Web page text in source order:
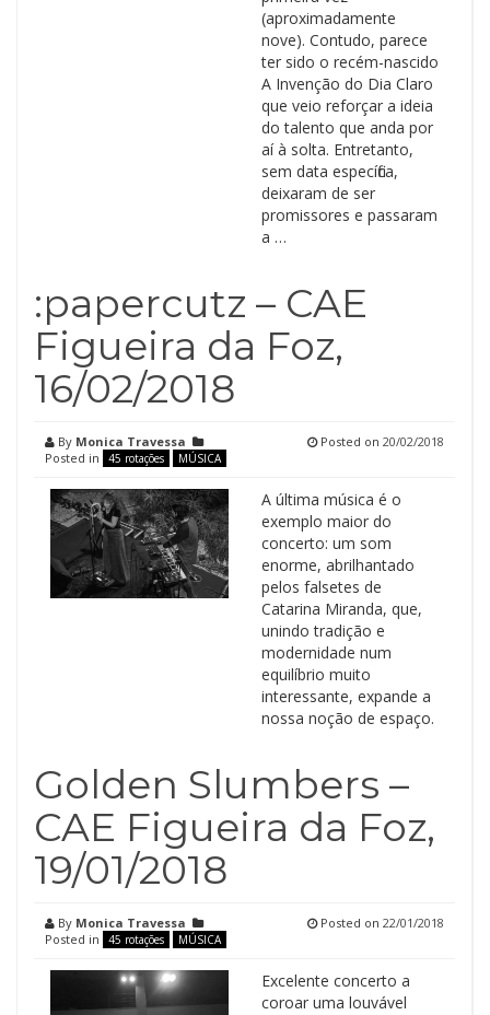
(aproximadamente
nove). Contudo, parece
ter sido o recém-nascido
A Invenção do Dia Claro
que veio reforçar a ideia
do talento que anda por
aí à solta. Entretanto,
sem data específica,
deixaram de ser
promissores e passaram
a …
:papercutz – CAE
Figueira da Foz,
16/02/2018
By Monica Travessa
Posted in
45 rotações MÚSICA
Posted on 20/02/2018
A última música é o
exemplo maior do
concerto: um som
enorme, abrilhantado
pelos falsetes de
Catarina Miranda, que,
unindo tradição e
modernidade num
equilíbrio muito
interessante, expande a
nossa noção de espaço.
Golden Slumbers –
CAE Figueira da Foz,
19/01/2018
By Monica Travessa
Posted in
45 rotações MÚSICA
Posted on 22/01/2018
Excelente concerto a
coroar uma louvável